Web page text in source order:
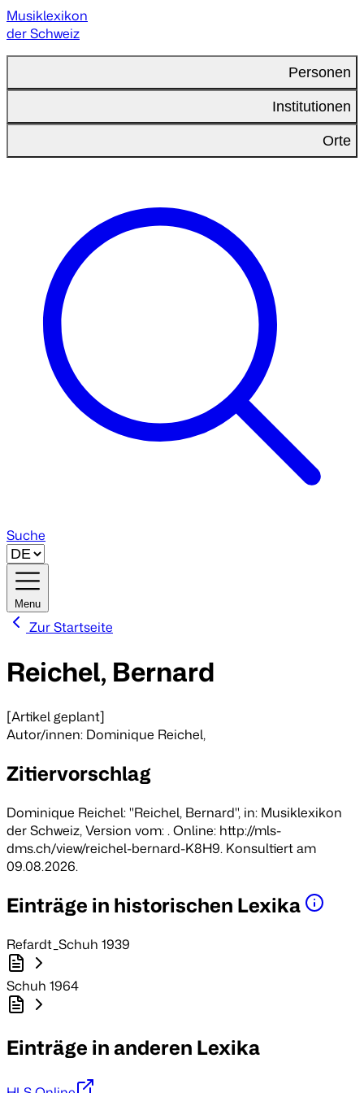
Musiklexikon
der Schweiz
Personen
Institutionen
Orte
Suche
Menu
Zur Startseite
Reichel, Bernard
[Artikel geplant]
Autor/innen: Dominique Reichel,
Zitiervorschlag
Dominique Reichel: "Reichel, Bernard", in: Musiklexikon
der Schweiz, Version vom: . Online: http://mls-
dms.ch/view/reichel-bernard-K8H9. Konsultiert am
09.08.2026.
Einträge in historischen Lexika
Refardt_Schuh 1939
Schuh 1964
Einträge in anderen Lexika